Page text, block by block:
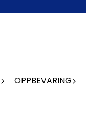
OPPBEVARING